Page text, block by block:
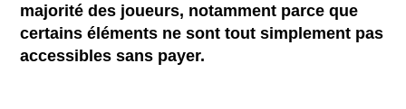
majorité des joueurs, notamment parce que
certains éléments ne sont tout simplement pas
accessibles sans payer.